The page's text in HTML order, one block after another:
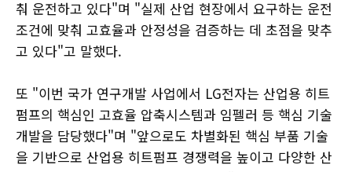
춰 운전하고 있다"며 "실제 산업 현장에서 요구하는 운전
조건에 맞춰 고효율과 안정성을 검증하는 데 초점을 맞추
고 있다"고 말했다.
또 "이번 국가 연구개발 사업에서 LG전자는 산업용 히트
펌프의 핵심인 고효율 압축시스템과 임펠러 등 핵심 기술
개발을 담당했다"며 "앞으로도 차별화된 핵심 부품 기술
을 기반으로 산업용 히트펌프 경쟁력을 높이고 다양한 산